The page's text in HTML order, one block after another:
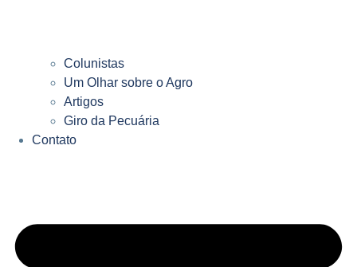
Colunistas
Um Olhar sobre o Agro
Artigos
Giro da Pecuária
Contato